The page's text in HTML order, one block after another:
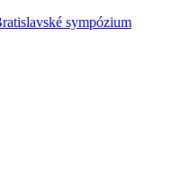
sympózium